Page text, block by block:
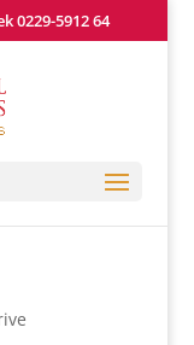
0229-5912 64